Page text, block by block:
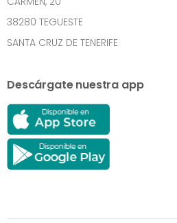
38280 TEGUESTE
SANTA CRUZ DE TENERIFE
Descárgate nuestra app